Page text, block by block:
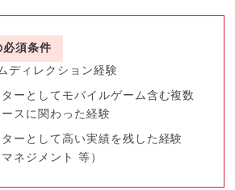
必須条件
ディレクション経験
ーとしてモバイルゲーム含む複数
スに関わった経験
ーとして高い実績を残した経験
ネジメント 等）